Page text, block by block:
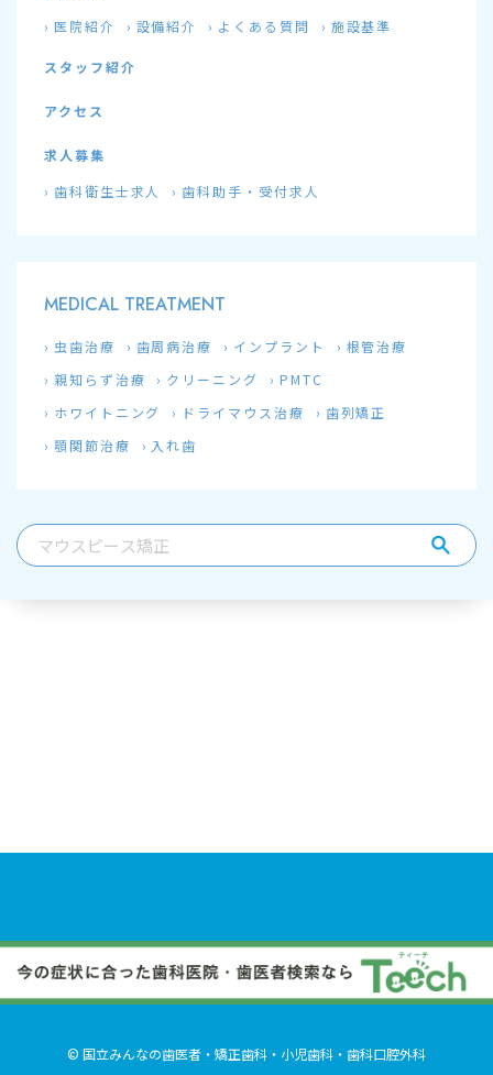
医院紹介
設備紹介 よくある質問 施設基準
スタッフ紹介
アクセス
求人募集
歯科衛生士求人
歯科助手・受付求人
MEDICAL TREATMENT
虫歯治療 歯周病治療 インプラント
根管治療
親知らず治療
クリーニング
PMTC
ホワイトニング
ドライマウス治療
歯列矯正
顎関節治療
入れ歯
© 国立みんなの歯医者・矯正歯科・小児歯科・歯科口腔外科